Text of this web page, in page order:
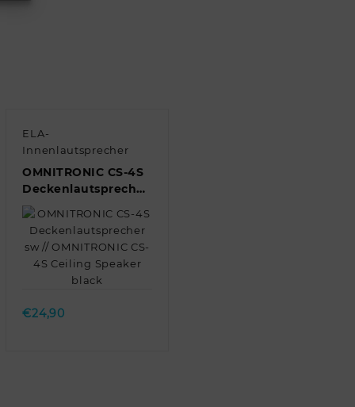
ELA-
Innenlautsprecher
OMNITRONIC CS-4S
Deckenlautsprecher
sw // OMNITRONIC
CS-4S Ceiling
Speaker black
Quick view
€24,90